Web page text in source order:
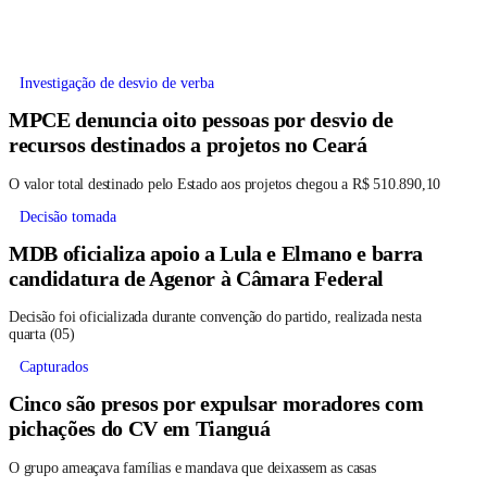
Investigação de desvio de verba
MPCE denuncia oito pessoas por desvio de
recursos destinados a projetos no Ceará
O valor total destinado pelo Estado aos projetos chegou a R$ 510.890,10
Decisão tomada
MDB oficializa apoio a Lula e Elmano e barra
candidatura de Agenor à Câmara Federal
Decisão foi oficializada durante convenção do partido, realizada nesta
quarta (05)
Capturados
Cinco são presos por expulsar moradores com
pichações do CV em Tianguá
O grupo ameaçava famílias e mandava que deixassem as casas